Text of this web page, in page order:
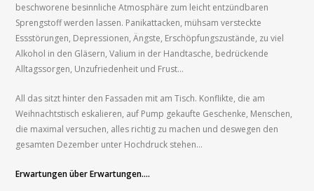
beschworene besinnliche Atmosphäre zum leicht entzündbaren
Sprengstoff werden lassen. Panikattacken, mühsam versteckte
Essstörungen, Depressionen, Ängste, Erschöpfungszustände, zu viel
Alkohol in den Gläsern, Valium in der Handtasche, bedrückende
Alltagssorgen, Unzufriedenheit und Frust…
All das sitzt hinter den Fassaden mit am Tisch. Konflikte, die am
Weihnachtstisch eskalieren, auf Pump gekaufte Geschenke, Menschen,
die maximal versuchen, alles richtig zu machen und deswegen den
gesamten Dezember unter Hochdruck stehen…
Erwartungen über Erwartungen….